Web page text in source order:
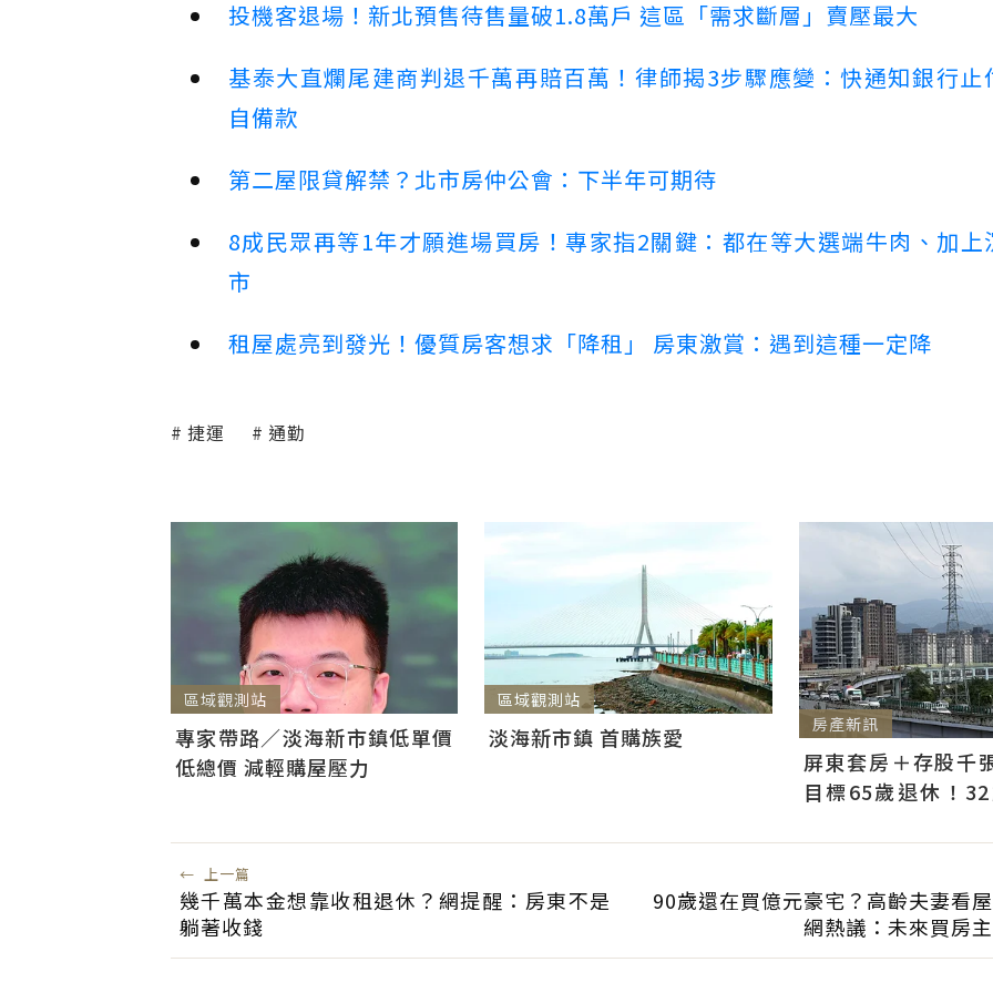
投機客退場！新北預售待售量破1.8萬戶 這區「需求斷層」賣壓最大
基泰大直爛尾建商判退千萬再賠百萬！律師揭3步驟應變：快通知銀行止
自備款
第二屋限貸解禁？北市房仲公會：下半年可期待
8成民眾再等1年才願進場買房！專家指2關鍵：都在等大選端牛肉、加上
市
租屋處亮到發光！優質房客想求「降租」 房東激賞：遇到這種一定降
捷運 通勤
區域觀測站
專家帶路／淡海新市鎮低單價
低總價 減輕購屋壓力
區域觀測站
淡海新市鎮 首購族愛 房產新訊
屏東套房＋存股千
目標65歲退休！
← 上一篇
幾千萬本金想靠收租退休？網提醒：房東不是
躺著收錢
90歲還在買億元豪宅？高齡夫妻看
網熱議：未來買房